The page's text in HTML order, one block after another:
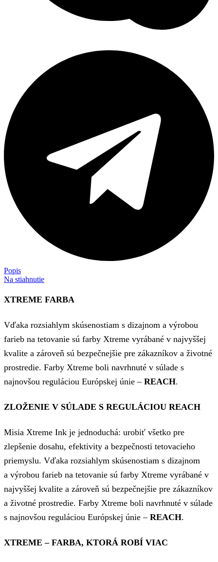
Popis
Na stiahnutie
XTREME FARBA
Vďaka rozsiahlym skúsenostiam s dizajnom a výrobou
farieb na tetovanie sú farby Xtreme vyrábané v najvyššej
kvalite a zároveň sú bezpečnejšie pre zákazníkov a životné
prostredie. Farby Xtreme boli navrhnuté v súlade s
najnovšou reguláciou Európskej únie – REACH.
ZLOŽENIE V SÚLADE S REGULÁCIOU REACH
Misia Xtreme Ink je jednoduchá: urobiť všetko pre
zlepšenie dosahu, efektivity a bezpečnosti tetovacieho
priemyslu. Vďaka rozsiahlym skúsenostiam s dizajnom
a výrobou farieb na tetovanie sú farby Xtreme vyrábané v
najvyššej kvalite a zároveň sú bezpečnejšie pre zákazníkov
a životné prostredie. Farby Xtreme boli navrhnuté v súlade
s najnovšou reguláciou Európskej únie – REACH.
XTREME – FARBA, KTORÁ ROBÍ VIAC